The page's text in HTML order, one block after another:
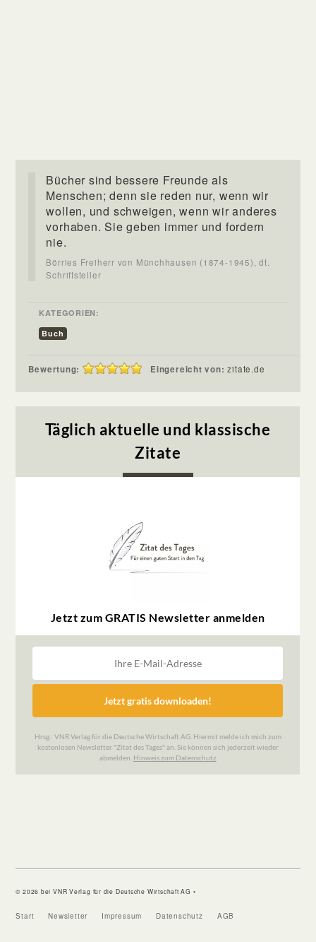
Bücher sind bessere Freunde als
Menschen; denn sie reden nur, wenn wir
wollen, und schweigen, wenn wir anderes
vorhaben. Sie geben immer und fordern
nie.
Börries Freiherr von Münchhausen (1874-1945), dt.
Schriftsteller
KATEGORIEN:
Buch
Bewertung: Eingereicht von:zitate.de
© 2026 bei VNR Verlag für die Deutsche Wirtschaft AG •
Start Newsletter Impressum Datenschutz AGB